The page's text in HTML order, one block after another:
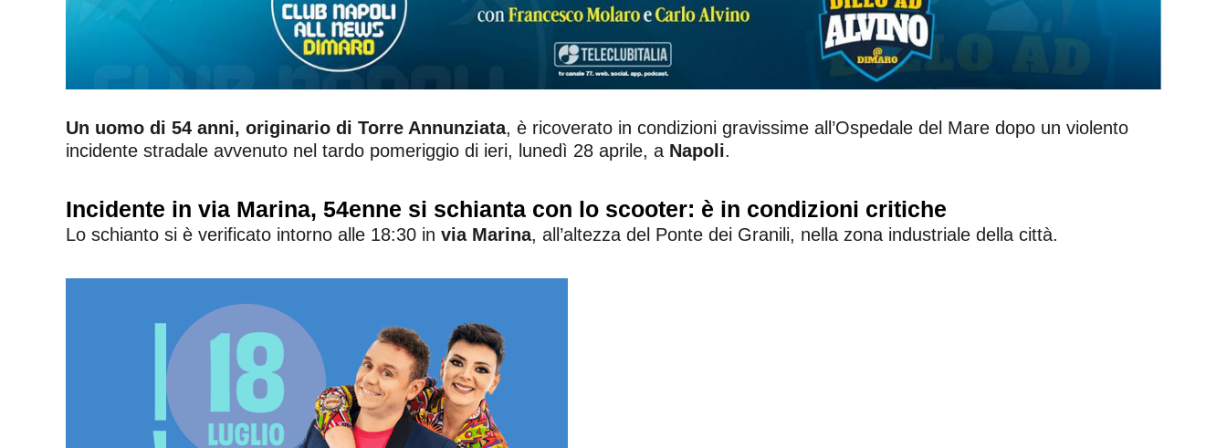
Un uomo di 54 anni, originario di Torre Annunziata, è ricoverato in condizioni gravissime all’Ospedale del Mare dopo un violento
incidente stradale avvenuto nel tardo pomeriggio di ieri, lunedì 28 aprile, a Napoli.
Incidente in via Marina, 54enne si schianta con lo scooter: è in condizioni critiche
Lo schianto si è verificato intorno alle 18:30 in via Marina, all’altezza del Ponte dei Granili, nella zona industriale della città.